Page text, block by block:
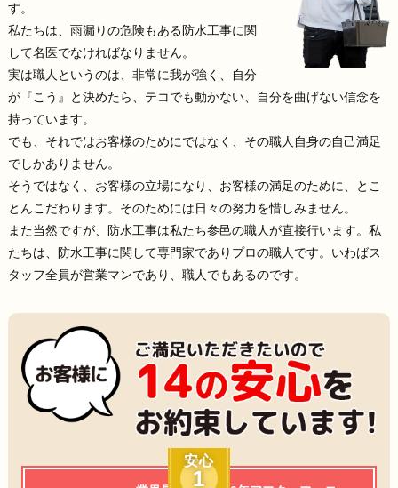
す。
私たちは、雨漏りの危険もある防水工事に関
して名医でなければなりません。
実は職人というのは、非常に我が強く、自分
が『こう』と決めたら、テコでも動かない、自分を曲げない信念を
持っています。
でも、それではお客様のためにではなく、その職人自身の自己満足
でしかありません。
そうではなく、お客様の立場になり、お客様の満足のために、とこ
とんこだわります。そのためには日々の努力を惜しみません。
また当然ですが、防水工事は私たち参邑の職人が直接行います。私
たちは、防水工事に関して専門家でありプロの職人です。いわばス
タッフ全員が営業マンであり、職人でもあるのです。
安心
1